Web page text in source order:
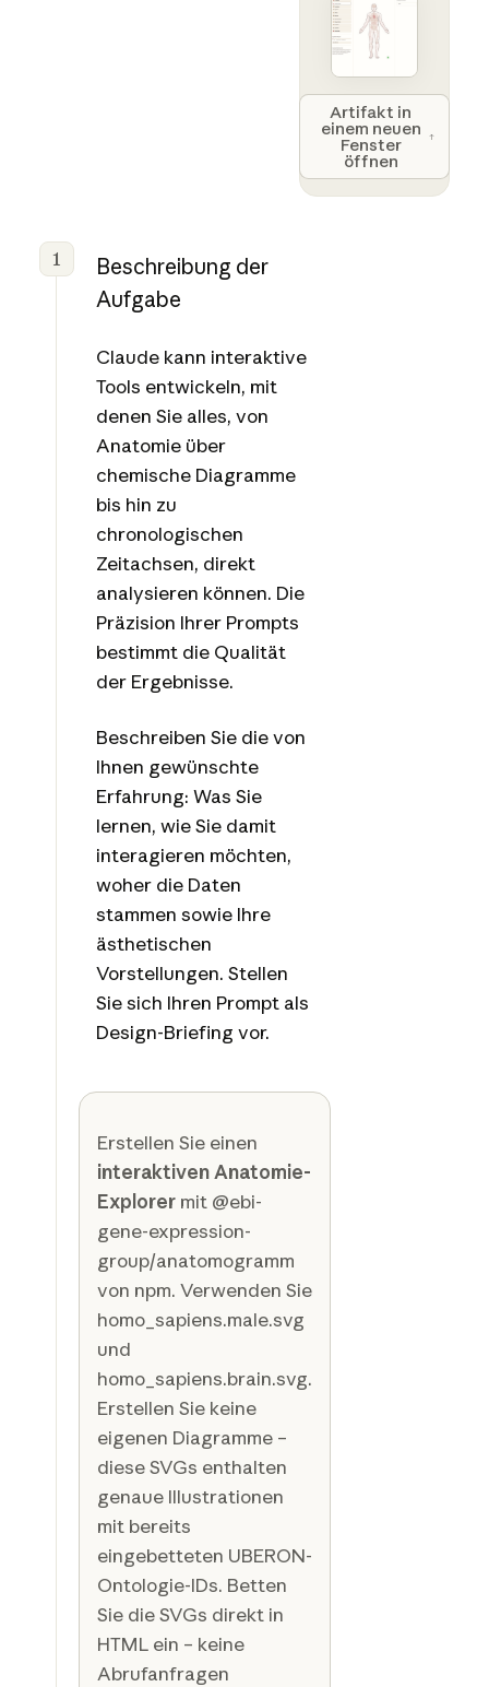
1
Beschreibung der
Aufgabe
Claude kann interaktive
Tools entwickeln, mit
denen Sie alles, von
Anatomie über
chemische Diagramme
bis hin zu
chronologischen
Zeitachsen, direkt
analysieren können. Die
Präzision Ihrer Prompts
bestimmt die Qualität
der Ergebnisse.
Beschreiben Sie die von
Ihnen gewünschte
Erfahrung: Was Sie
lernen, wie Sie damit
interagieren möchten,
woher die Daten
stammen sowie Ihre
ästhetischen
Vorstellungen. Stellen
Sie sich Ihren Prompt als
Design-Briefing vor.
Erstellen Sie einen
interaktiven Anatomie-
Explorermit @ebi-
gene-expression-
group/anatomogramm
von npm. Verwenden Sie
homo_sapiens.male.svg
und
homo_sapiens.brain.svg.
Erstellen Sie keine
eigenen Diagramme –
diese SVGs enthalten
genaue Illustrationen
mit bereits
eingebetteten UBERON-
Ontologie-IDs. Betten
Sie die SVGs direkt in
HTML ein – keine
Abrufanfragen
Artifakt in
einem neuen
Fenster
öffnen
Open artifact